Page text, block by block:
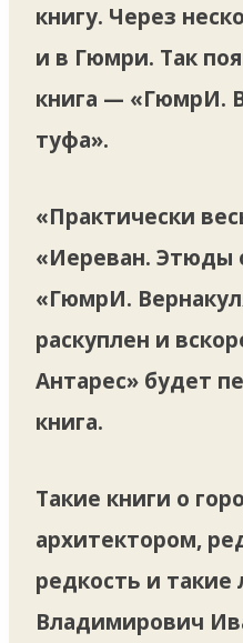
книгу. Через
и в Гюмри. Так
книга — «ГюмрИ.
туфа».
«Практически
«Иереван. Этюды
«ГюмрИ.
раскуплен и
Антарес» будет
книга.
Такие книги о
архитектором,
редкость и
Владимирович